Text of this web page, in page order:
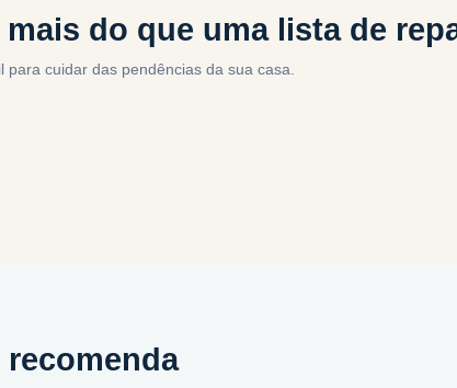
do que uma lista de
cuidar das pendências da sua casa.